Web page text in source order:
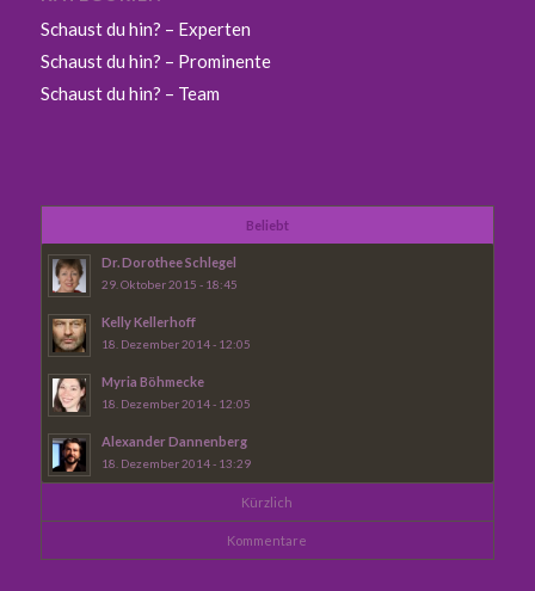
Schaust du hin? – Experten
Schaust du hin? – Prominente
Schaust du hin? – Team
Beliebt
Dr. Dorothee Schlegel
29. Oktober 2015 - 18:45
Kelly Kellerhoff
18. Dezember 2014 - 12:05
Myria Böhmecke
18. Dezember 2014 - 12:05
Alexander Dannenberg
18. Dezember 2014 - 13:29
Kürzlich
Kommentare